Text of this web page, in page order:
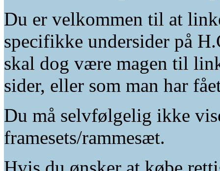
Du er velkommen til at
specifikke undersider på
skal dog være magen til
sider, eller som man har
Du må selvfølgelig ikke
framesets/rammesæt.